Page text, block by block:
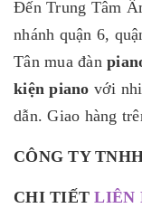
Đến Trung Tâm
nhánh quận 6,
Tân mua đàn
kiện piano với
dẫn. Giao hàng
CÔNG TY
CHI TIẾTLIÊN